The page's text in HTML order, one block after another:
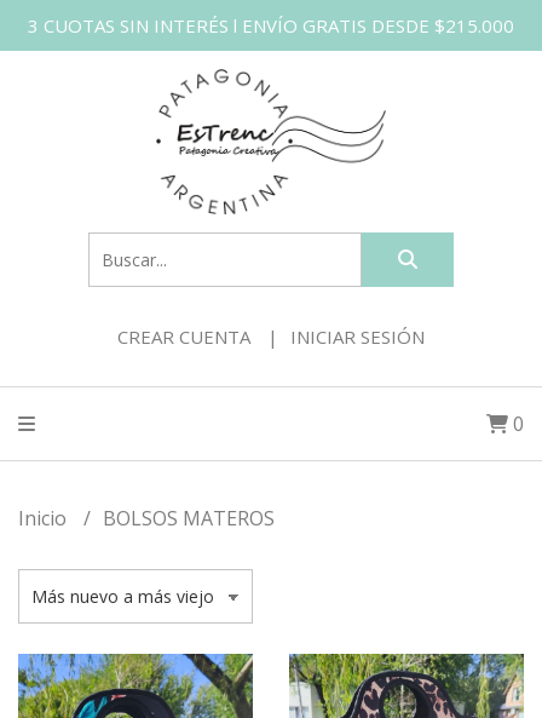
3 CUOTAS SIN INTERÉS l ENVÍO GRATIS DESDE $215.000
CREAR CUENTA INICIAR SESIÓN
0
Inicio BOLSOS MATEROS